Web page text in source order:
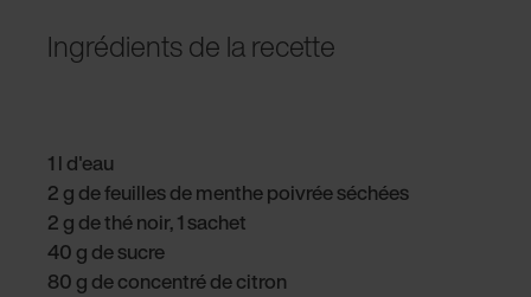
Ingrédients de la recette
1 l d'eau
2 g de feuilles de menthe poivrée séchées
2 g de thé noir,1 sachet
40 g de sucre
80 g de concentré de citron